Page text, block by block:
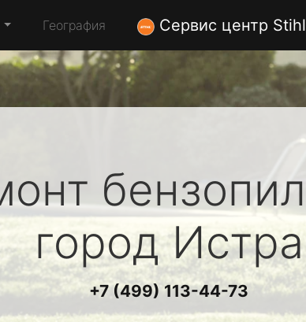
География Сервис центр Stihl
бензопил
город Истра
+7 (499) 113-44-73